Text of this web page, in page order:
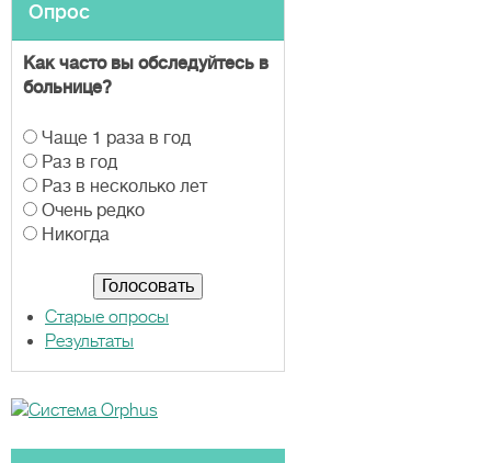
Опрос
Как часто вы обследуйтесь в
больнице?
В
а
р
и
а
Чаще 1 раза в год
Раз в год
Раз в несколько лет
Очень редко
Никогда
Старые опросы
Результаты